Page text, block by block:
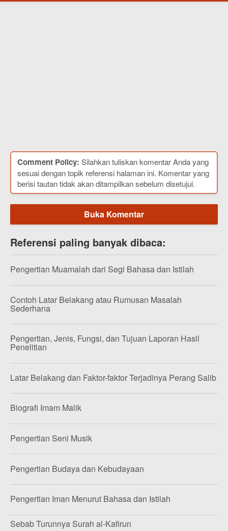
Comment Policy: Silahkan tuliskan komentar Anda yang
sesuai dengan topik referensi halaman ini. Komentar yang
berisi tautan tidak akan ditampilkan sebelum disetujui.
Buka Komentar
Referensi paling banyak dibaca:
Pengertian Muamalah dari Segi Bahasa dan Istilah
Contoh Latar Belakang atau Rumusan Masalah
Sederhana
Pengertian, Jenis, Fungsi, dan Tujuan Laporan Hasil
Penelitian
Latar Belakang dan Faktor-faktor Terjadinya Perang Salib
Biografi Imam Malik
Pengertian Seni Musik
Pengertian Budaya dan Kebudayaan
Pengertian Iman Menurut Bahasa dan Istilah
Sebab Turunnya Surah al-Kafirun